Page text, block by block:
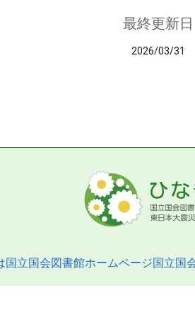
最終更新日
2026/03/31
国立国会図書館ホームページ国立国